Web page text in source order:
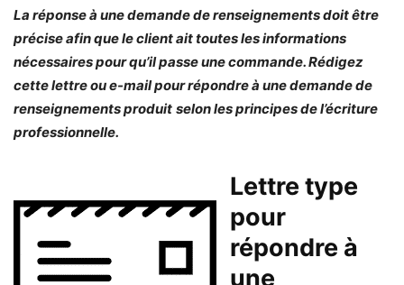
La réponse à une demande de renseignements doit être
précise afin que le client ait toutes les informations
nécessaires pour qu’il passe une commande. Rédigez
cette lettre ou e-mail pour répondre à une demande de
renseignements produit selon les principes de l’écriture
professionnelle.
Lettre type
pour
répondre à
une